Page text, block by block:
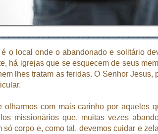
o local onde o abandonado e solitário
há igrejas que se esquecem de seus
lhes tratam as feridas. O Senhor Jesus,
olharmos com mais carinho por aqueles
missionários que, muitas vezes
só corpo e, como tal, devemos cuidar e